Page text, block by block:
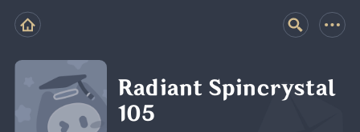
Radiant Spincrystal
105